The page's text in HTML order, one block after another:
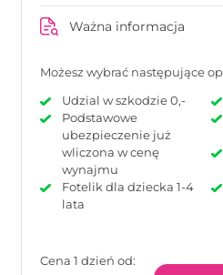
Ważna informacja
Możesz wybrać następujące
Udzial w szkodzie 0,-
Podstawowe
ubezpieczenie już
wliczona w cenę
wynajmu
Fotelik dla dziecka 1-4
lata
Cena 1 dzień od: